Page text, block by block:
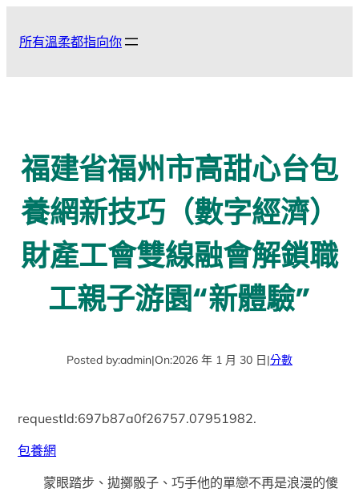
所有溫柔都指向你
福建省福州市高甜心台包
養網新技巧（數字經濟）
財產工會雙線融會解鎖職
工親子游園“新體驗”
Posted by:admin|On:2026 年 1 月 30 日|分數
requestId:697b87a0f26757.07951982.
包養網
蒙眼踏步、拋擲骰子、巧手他的單戀不再是浪漫的傻